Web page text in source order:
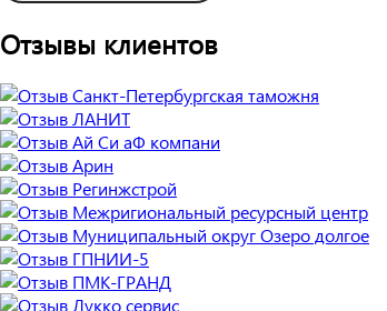
Отзывы клиентов